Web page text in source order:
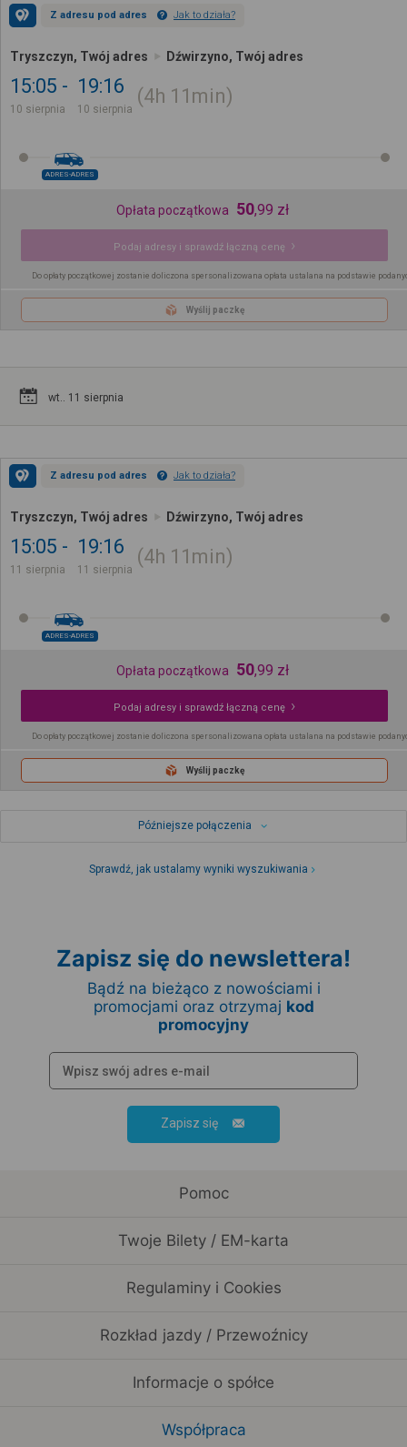
Z adresu pod adres Jak to działa?
Tryszczyn, Twój adres Dźwirzyno, Twój adres
15:05
10 sierpnia
19:16
10 sierpnia
4h 11min
ADRES-ADRES
Opłata początkowa 50,99 zł
Podaj adresy i sprawdź łączną cenę
Do opłaty początkowej zostanie doliczona spersonalizowana opłata ustalana na podstawie
Wyślij paczkę
wt.. 11 sierpnia
Z adresu pod adres Jak to działa?
Tryszczyn, Twój adres Dźwirzyno, Twój adres
15:05
11 sierpnia
19:16
11 sierpnia
4h 11min
ADRES-ADRES
Opłata początkowa 50,99 zł
Podaj adresy i sprawdź łączną cenę
Do opłaty początkowej zostanie doliczona spersonalizowana opłata ustalana na podstawie
Wyślij paczkę
Późniejsze połączenia
Sprawdź, jak ustalamy wyniki wyszukiwania
Zapisz się do newslettera!
Bądź na bieżąco z nowościami i
promocjami oraz otrzymaj kod
promocyjny
Zapisz się
Pomoc
Twoje Bilety / EM-karta
Regulaminy i Cookies
Rozkład jazdy / Przewoźnicy
Informacje o spółce
Współpraca